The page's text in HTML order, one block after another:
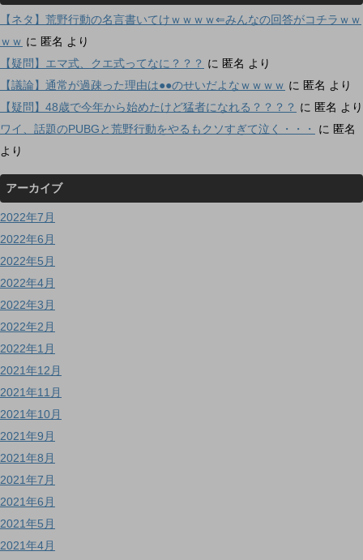
【ネタ】荒野行動の名言書いてけｗｗｗｗ⇐みんなの回答がコチラｗｗ
ｗｗ に 匿名 より
【疑問】エマ式、クエ式ってなに？？？ に 匿名 より
【議論】通常が過疎った理由は●●のせいだよなｗｗｗｗ に 匿名 より
【疑問】48歳で今年から始めたけど猛者になれる？？？？ に 匿名 より
ワイ、話題のPUBGと荒野行動をやるもクソすぎて泣く・・・
に 匿名
より
アーカイブ
2022年7月
2022年6月
2022年5月
2022年4月
2022年3月
2022年2月
2022年1月
2021年12月
2021年11月
2021年10月
2021年9月
2021年8月
2021年7月
2021年6月
2021年5月
2021年4月